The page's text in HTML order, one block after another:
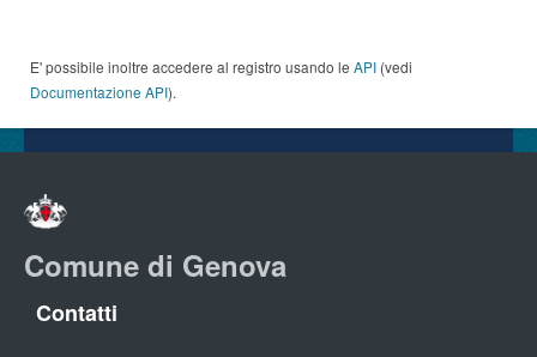
E' possibile inoltre accedere al registro usando le API (vedi
Documentazione API).
Comune di Genova
Contatti